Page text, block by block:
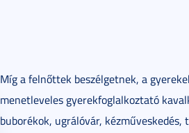
Míg a felnőttek beszélgetnek, a
menetleveles gyerekfoglalkoztató
buborékok, ugrálóvár,